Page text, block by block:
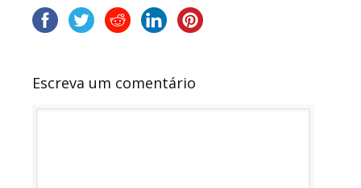
Escreva um comentário